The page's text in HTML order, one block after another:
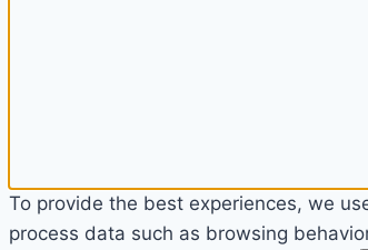
To provide the best experiences, we
process data such as browsing